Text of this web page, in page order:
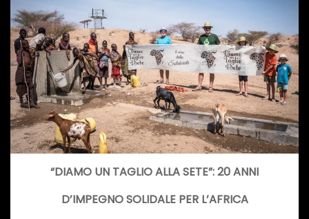
“DIAMO UN TAGLIO ALLA SETE”: 20 ANNI
D’IMPEGNO SOLIDALE PER L’AFRICA